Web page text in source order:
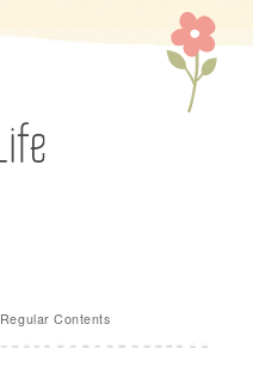
Regular Contents